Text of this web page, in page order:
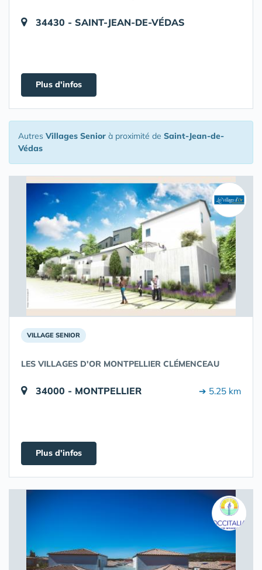
34430 - SAINT-JEAN-DE-VÉDAS
Plus d'infos
Autres Villages Senior à proximité de Saint-Jean-de-
Védas
VILLAGE SENIOR
LES VILLAGES D'OR MONTPELLIER CLÉMENCEAU
34000 - MONTPELLIER ➔ 5.25 km
Plus d'infos